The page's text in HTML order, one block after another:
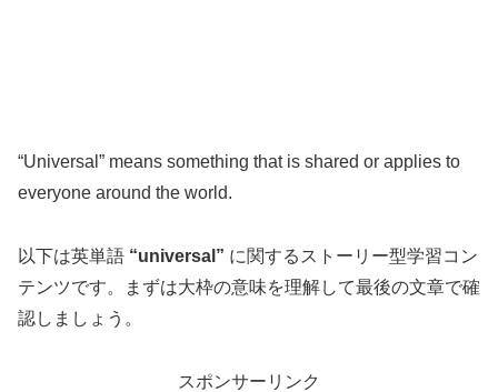
“Universal” means something that is shared or applies to
everyone around the world.
以下は英単語 “universal” に関するストーリー型学習コン
テンツです。まずは大枠の意味を理解して最後の文章で確
認しましょう。
スポンサーリンク